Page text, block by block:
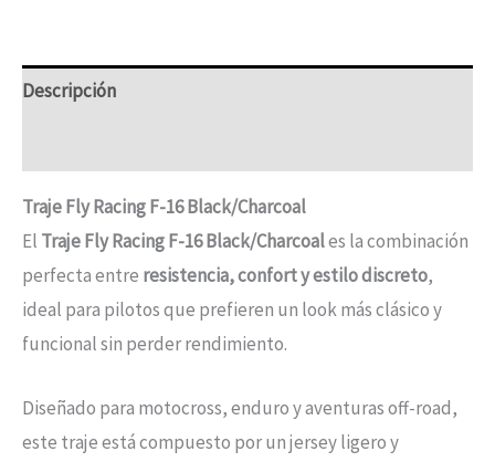
Descripción
Traje Fly Racing F-16 Black/Charcoal
El Traje Fly Racing F-16 Black/Charcoales la combinación
perfecta entre resistencia, confort y estilo discreto,
ideal para pilotos que prefieren un look más clásico y
funcional sin perder rendimiento.
Diseñado para motocross, enduro y aventuras off-road,
este traje está compuesto por un jersey ligero y